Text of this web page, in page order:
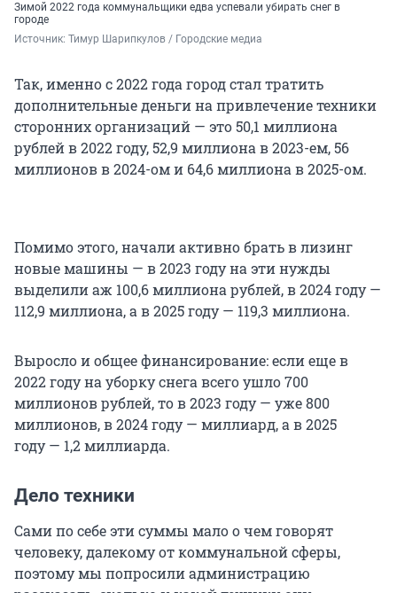
Зимой 2022 года коммунальщики едва успевали убирать снег в
городе
Источник: Тимур Шарипкулов / Городские медиа
Так, именно с 2022 года город стал тратить
дополнительные деньги на привлечение техники
сторонних организаций — это 50,1 миллиона
рублей в 2022 году, 52,9 миллиона в 2023-ем, 56
миллионов в 2024-ом и 64,6 миллиона в 2025-ом.
Помимо этого, начали активно брать в лизинг
новые машины — в 2023 году на эти нужды
выделили аж 100,6 миллиона рублей, в 2024 году —
112,9 миллиона, а в 2025 году — 119,3 миллиона.
Выросло и общее финансирование: если еще в
2022 году на уборку снега всего ушло 700
миллионов рублей, то в 2023 году — уже 800
миллионов, в 2024 году — миллиард, а в 2025
году — 1,2 миллиарда.
Дело техники
Сами по себе эти суммы мало о чем говорят
человеку, далекому от коммунальной сферы,
поэтому мы попросили администрацию